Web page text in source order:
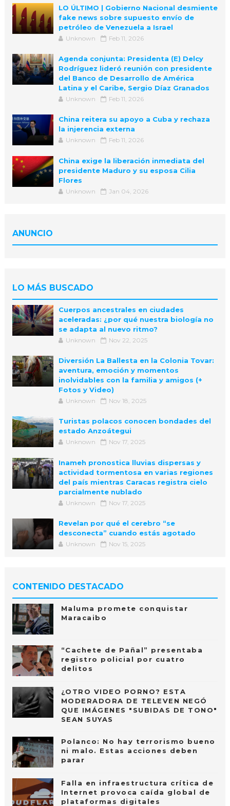
LO ÚLTIMO | Gobierno Nacional desmiente
fake news sobre supuesto envío de
petróleo de Venezuela a Israel
Unknown Feb 11, 2026
Agenda conjunta: Presidenta (E) Delcy
Rodríguez lideró reunión con presidente
del Banco de Desarrollo de América
Latina y el Caribe, Sergio Díaz Granados
Unknown Feb 11, 2026
China reitera su apoyo a Cuba y rechaza
la injerencia externa
Unknown Feb 11, 2026
China exige la liberación inmediata del
presidente Maduro y su esposa Cilia
Flores
Unknown Jan 04, 2026
ANUNCIO
LO MÁS BUSCADO
Cuerpos ancestrales en ciudades
aceleradas: ¿por qué nuestra biología no
se adapta al nuevo ritmo?
Unknown Nov 22, 2025
Diversión La Ballesta en la Colonia Tovar:
aventura, emoción y momentos
inolvidables con la familia y amigos (+
Fotos y Video)
Unknown Nov 18, 2025
Turistas polacos conocen bondades del
estado Anzoátegui
Unknown Nov 17, 2025
Inameh pronostica lluvias dispersas y
actividad tormentosa en varias regiones
del país mientras Caracas registra cielo
parcialmente nublado
Unknown Nov 17, 2025
Revelan por qué el cerebro “se
desconecta” cuando estás agotado
Unknown Nov 15, 2025
CONTENIDO DESTACADO
Maluma promete conquistar
Maracaibo
“Cachete de Pañal” presentaba
registro policial por cuatro
delitos
¿OTRO VIDEO PORNO? ESTA
MODERADORA DE TELEVEN NEGÓ
QUE IMÁGENES "SUBIDAS DE TONO"
SEAN SUYAS
Polanco: No hay terrorismo bueno
ni malo. Estas acciones deben
parar
Falla en infraestructura crítica de
Internet provoca caída global de
plataformas digitales